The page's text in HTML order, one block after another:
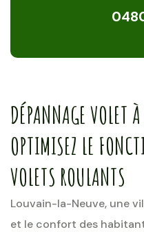
DÉPANNAGE
OPTIMISEZ LE
VOLETS ROULANTS
Louvain-la-Neuve, une
et le confort des